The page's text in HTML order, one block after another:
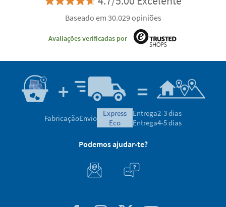
Baseado em 30.029 opiniões
Avaliações verificadas por
FabricaçãoEnvio
express
eco
Entrega2-3 dias
Entrega4-5 dias
Podemos ajudar-te?